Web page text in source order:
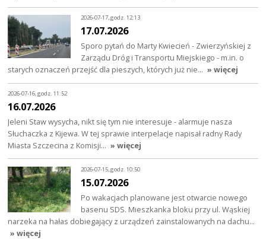
2026-07-17, godz. 12:13
17.07.2026
Sporo pytań do Marty Kwiecień - Zwierzyńskiej z
Zarządu Dróg i Transportu Miejskiego - m.in. o
starych oznaczeń przejść dla pieszych, których już nie… » więcej
2026-07-16, godz. 11:52
16.07.2026
Jeleni Staw wysycha, nikt się tym nie interesuje - alarmuje nasza
Słuchaczka z Kijewa. W tej sprawie interpelacje napisał radny Rady
Miasta Szczecina z Komisji… » więcej
2026-07-15, godz. 10:50
15.07.2026
Po wakacjach planowane jest otwarcie nowego
basenu SDS. Mieszkanka bloku przy ul. Wąskiej
narzeka na hałas dobiegający z urządzeń zainstalowanych na dachu…
» więcej